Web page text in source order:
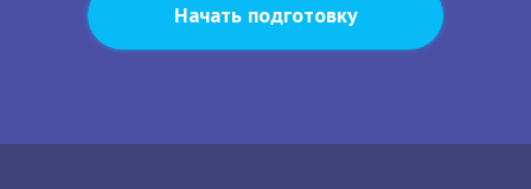
Начать подготовку